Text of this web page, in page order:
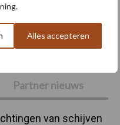
Alles accepteren
Partner nieuws
van schijven